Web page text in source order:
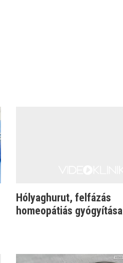
Hólyaghurut, felfázás
homeopátiás gyógyítása